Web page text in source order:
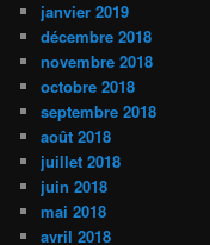
janvier 2019
décembre 2018
novembre 2018
octobre 2018
septembre 2018
août 2018
juillet 2018
juin 2018
mai 2018
avril 2018